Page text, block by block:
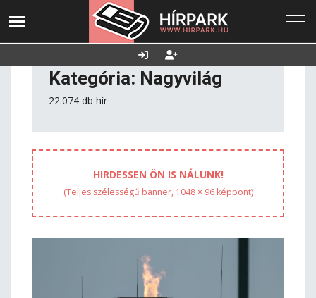
2026. augusztus
Utolsó frissítés:
2026.08.07. 17:06
Támogatás
Kategória: Nagyvilág
22.074 db hír
HIRDESSEN ÖN IS NÁLUNK!
(Teljes szélességű banner, 1048 × 96 képpont)